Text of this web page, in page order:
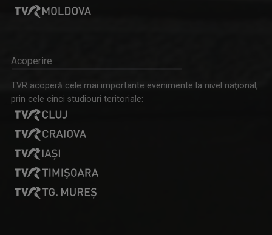
Acoperire
TVR acoperă cele mai importante evenimente la nivel naţional,
prin cele cinci studiouri teritoriale: